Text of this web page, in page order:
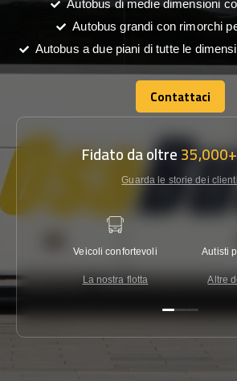
Autobus di medie dimensioni
Autobus grandi con rimorchi
Autobus a due piani di tutte le
Contattaci
Contattaci
Fidato da oltre35,000+
Guarda le storie dei clienti
Veicoli confortevoli
La nostra flotta
Autisti
Altre